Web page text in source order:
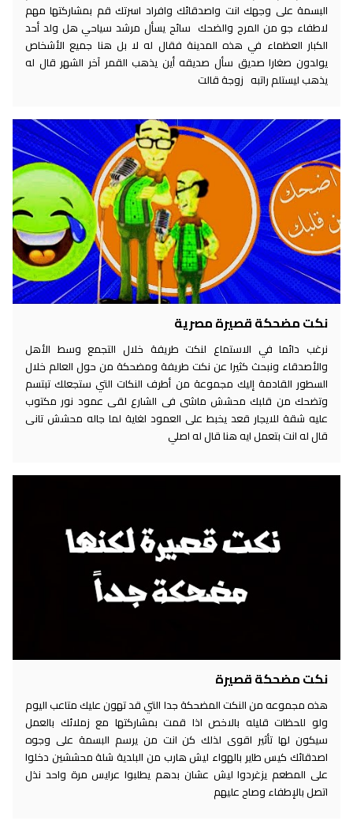
البسمة على وجهك انت واصدقائك وافراد اسرتك قم بمشاركتها مهم
لاطفاء جو من المرح والضحك سائح يسأل مرشد سياحي هل ولد أحد
الكبار العظماء في هذه المدينة فقال له لا بل هنا جميع الأشخاص
يولدون صغارا صديق سأل صديقه أين يذهب القمر آخر الشهر قال له
يذهب ليستلم راتبه زوجة قالت
نكت مضحكة قصيرة مصرية
نرغب دائما في الاستماع لنكت طريفة خلال التجمع وسط الأهل
والأصدقاء ونبحث كثيرا عن نكت طريفة ومضحكة من حول العالم خلال
السطور القادمة إليك مجموعة من أطرف النكات التي ستجعلك تبتسم
وتضحك من قلبك محشش ماشى فى الشارع لقى عمود نور مكتوب
عليه شقة للايجار قعد يخبط على العمود لغاية لما جاله محشش تانى
قال له انت بتعمل ايه هنا قال له اصلي
نكت مضحكة قصيرة
هذه مجموعه من النكت المضحكة جدا التي قد تهون عليك متاعب اليوم
ولو للحظات قليله بالاخص اذا قمت بمشاركتها مع زملائك بالعمل
سيكون لها تأثير اقوى لذلك كن انت من يرسم البسمة على وجوه
اصدقائك كيس طاير بالهواء ليش هارب من البلدية شلة محششين دخلوا
على المطعم يزغردوا ليش عشان بدهم يطلبوا عرايس مرة واحد نذل
اتصل بالإطفاء وصاح عليهم